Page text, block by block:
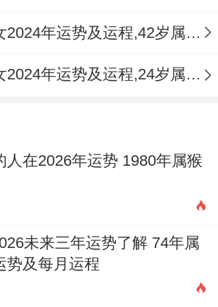
：天干戊土偏印生扶。能必须
易得长辈贵人暗中助力，但
：（如前文详述，为本年重
：天干壬水食神透出。与岁君
神制杀」，此年才华得以施
1982年属狗女2024年运势及运程,42岁属狗人2024全年每月运势女性如何
2000年属龙女2024年运势及运程,24岁属龙人2024全年每月运势女性如何
人在2026年运势 1980年属猴
未来三年运势了解 74年属
势及每月运程